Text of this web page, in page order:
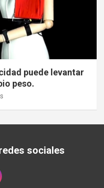
puede levantar
peso.
sociales